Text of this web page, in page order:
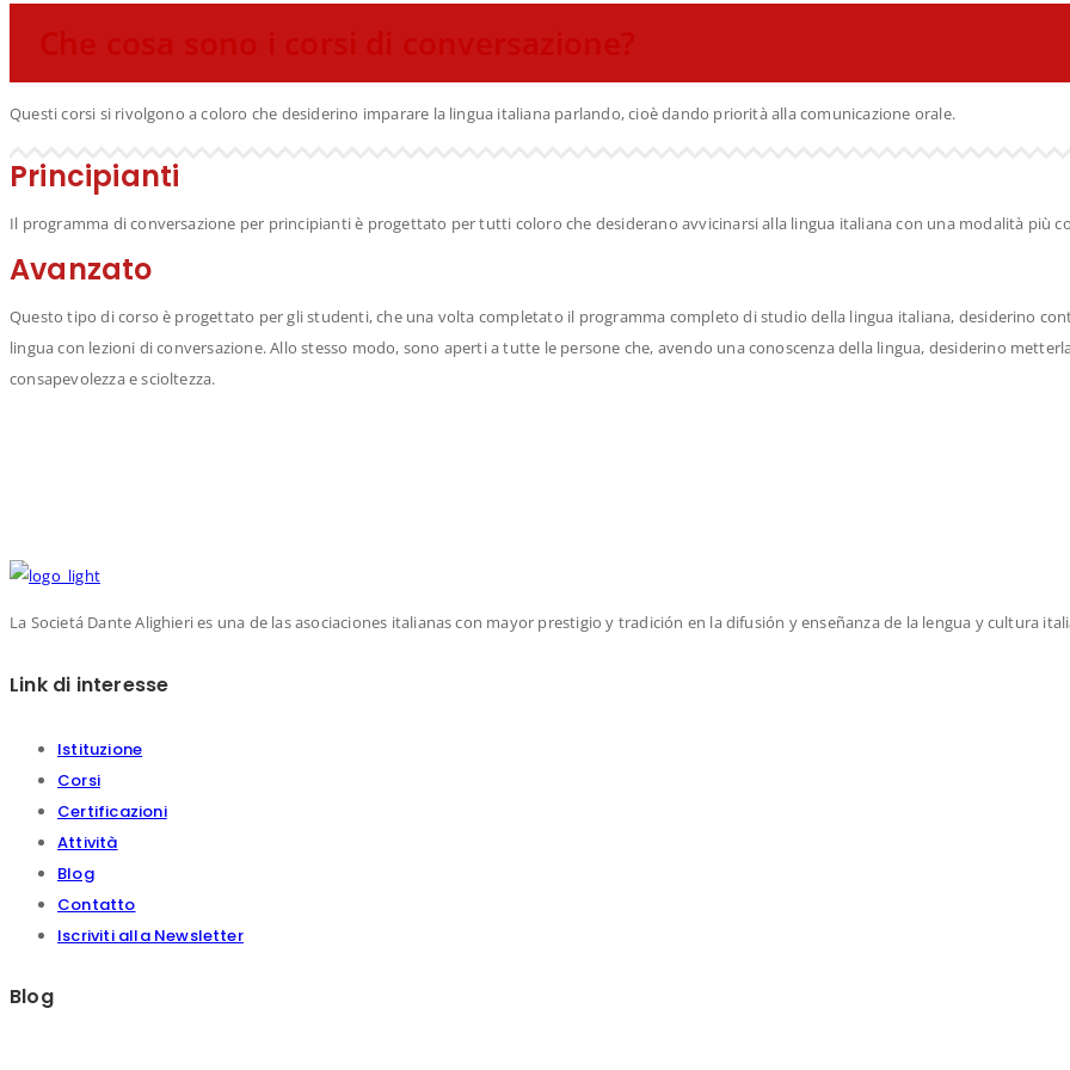
Questi corsi si rivolgono a coloro che desiderino imparare la lingua italiana parlando, cioè dando priorità alla comunicazione orale.
Principianti
Il programma di conversazione per principianti è progettato per tutti coloro che desiderano avvicinarsi alla lingua italiana con una modalità più
Avanzato
Questo tipo di corso è progettato per gli studenti, che una volta completato il programma completo di studio della lingua italiana, desiderino
lingua con lezioni di conversazione. Allo stesso modo, sono aperti a tutte le persone che, avendo una conoscenza della lingua, desiderino
consapevolezza e scioltezza.
Iscriviti!
La Societá Dante Alighieri es una de las asociaciones italianas con mayor prestigio y tradición en la difusión y enseñanza de la lengua y cultura
Link di interesse
Istituzione
Corsi
Certificazioni
Attività
Blog
Contatto
Iscriviti alla Newsletter
Blog